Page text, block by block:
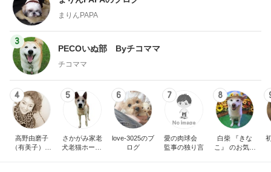
まりんPAPA
3
PECOいぬ部 Byチコママ
チコママ
4
高野由磨子
（有美子）の
5
さかがみ家老
犬老猫ホームt
6
love-3025のブ
ログ
7
愛の肉球会
監事の独り言
8
白柴 『きな
こ』 のお気楽